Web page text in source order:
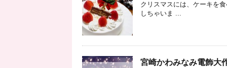
クリスマスには、ケーキを
しちゃいま ...
宮崎かわみなみ電飾大